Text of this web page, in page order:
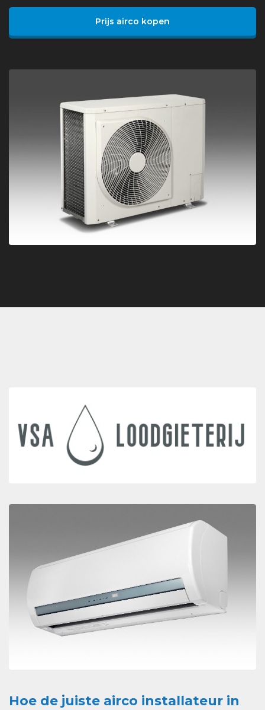
Prijs airco kopen
Hoe de juiste airco installateur in